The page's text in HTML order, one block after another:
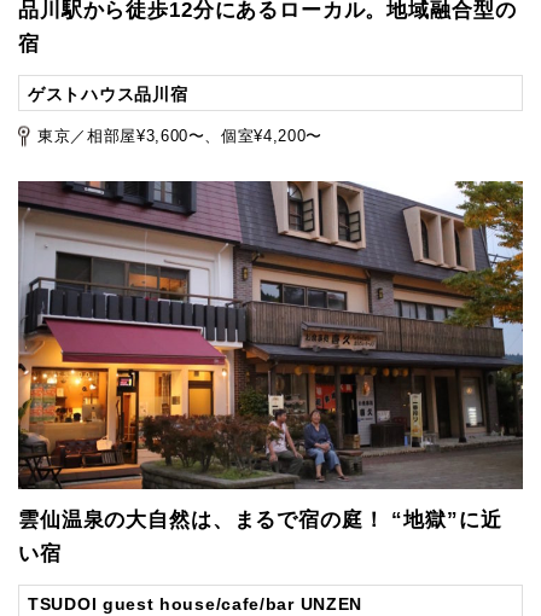
品川駅から徒歩12分にあるローカル。地域融合型の
宿
ゲストハウス品川宿
東京／相部屋¥3,600〜、個室¥4,200〜
雲仙温泉の大自然は、まるで宿の庭！ “地獄”に近
い宿
TSUDOI guest house/cafe/bar UNZEN